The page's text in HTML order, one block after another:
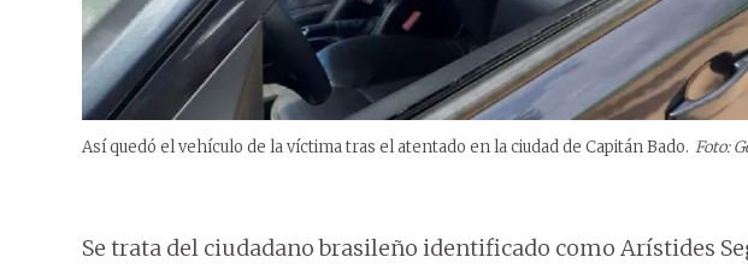
Así quedó el vehículo de la víctima tras el atentado en la ciudad de Capitán Bado. Foto:
Se trata del ciudadano brasileño identificado como Arístides